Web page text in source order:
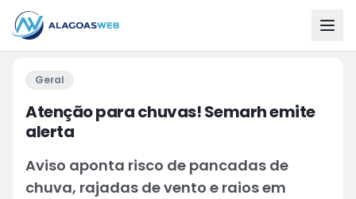
Geral
Atenção para chuvas! Semarh emite
alerta
Aviso aponta risco de pancadas de
chuva, rajadas de vento e raios em